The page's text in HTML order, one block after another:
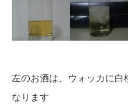
左のお酒は、ウォッカに
なります